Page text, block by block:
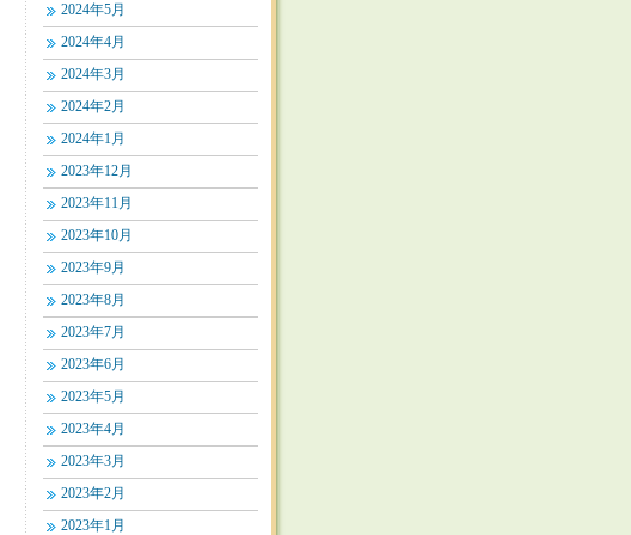
2024年5月
2024年4月
2024年3月
2024年2月
2024年1月
2023年12月
2023年11月
2023年10月
2023年9月
2023年8月
2023年7月
2023年6月
2023年5月
2023年4月
2023年3月
2023年2月
2023年1月